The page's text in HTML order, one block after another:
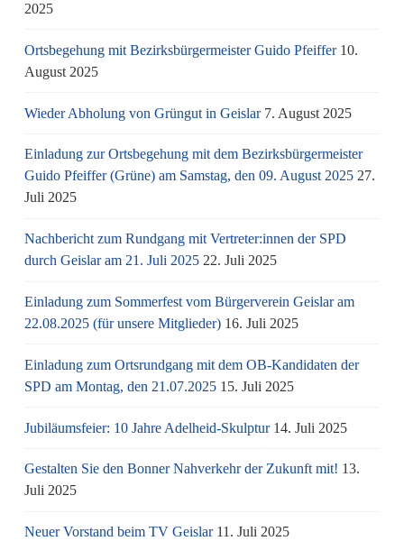
2025
Ortsbegehung mit Bezirksbürgermeister Guido Pfeiffer 10.
August 2025
Wieder Abholung von Grüngut in Geislar 7. August 2025
Einladung zur Ortsbegehung mit dem Bezirksbürgermeister
Guido Pfeiffer (Grüne) am Samstag, den 09. August 2025 27.
Juli 2025
Nachbericht zum Rundgang mit Vertreter:innen der SPD
durch Geislar am 21. Juli 2025 22. Juli 2025
Einladung zum Sommerfest vom Bürgerverein Geislar am
22.08.2025 (für unsere Mitglieder) 16. Juli 2025
Einladung zum Ortsrundgang mit dem OB-Kandidaten der
SPD am Montag, den 21.07.2025 15. Juli 2025
Jubiläumsfeier: 10 Jahre Adelheid-Skulptur 14. Juli 2025
Gestalten Sie den Bonner Nahverkehr der Zukunft mit! 13.
Juli 2025
Neuer Vorstand beim TV Geislar 11. Juli 2025